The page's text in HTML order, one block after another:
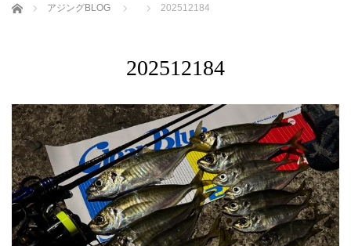
ホーム アジングBLOG 202512184
202512184